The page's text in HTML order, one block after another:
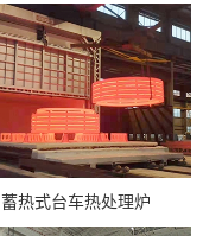
蓄热式台车热处理炉